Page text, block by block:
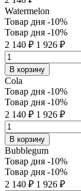
Watermelon
Товар дня -10%
Товар дня -10%
2 140 ₽ 1 926 ₽
В корзину
Cola
Товар дня -10%
Товар дня -10%
2 140 ₽ 1 926 ₽
В корзину
Bubblegum
Товар дня -10%
Товар дня -10%
2 140 ₽ 1 926 ₽